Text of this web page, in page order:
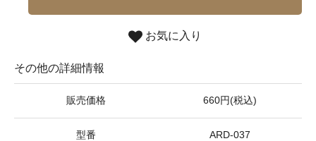
お気に入り
その他の詳細情報
販売価格 660円(税込)
型番 ARD-037